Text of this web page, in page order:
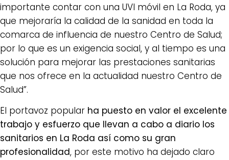
importante contar con una UVI móvil en La Roda, ya
que mejoraría la calidad de la sanidad en toda la
comarca de influencia de nuestro Centro de Salud;
por lo que es un exigencia social, y al tiempo es una
solución para mejorar las prestaciones sanitarias
que nos ofrece en la actualidad nuestro Centro de
Salud”.
El portavoz popular ha puesto en valor el excelente
trabajo y esfuerzo que llevan a cabo a diario los
sanitarios en La Roda así como su gran
profesionalidad, por este motivo ha dejado claro